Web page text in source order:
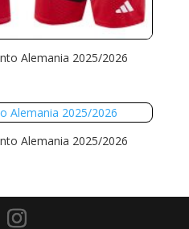
Alemania 2025/2026
Alemania 2025/2026